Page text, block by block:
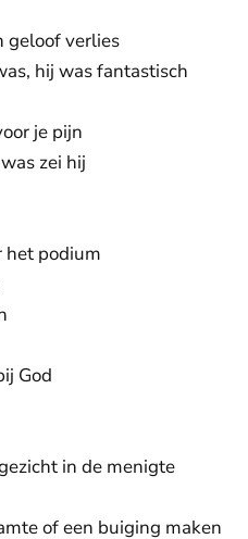
geloof verlies
hij was fantastisch
je pijn
zei hij
het podium
God
in de menigte
of een buiging maken